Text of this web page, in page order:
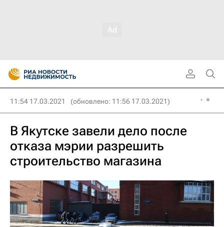
11:54 17.03.2021 (обновлено: 11:56 17.03.2021)
В Якутске завели дело после
отказа мэрии разрешить
строительство магазина